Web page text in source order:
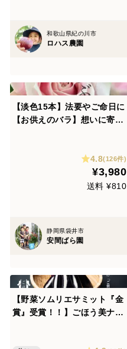
和歌山県紀の川市
ロハス農園
【淡色15本】法要やご命日に
【お供えのバラ】想いに寄り
4.8(126件)
¥3,980
送料 ¥810
静岡県袋井市
安間ばら園
【野菜ソムリエサミット『金
賞』受賞！！】ごほう美ナ